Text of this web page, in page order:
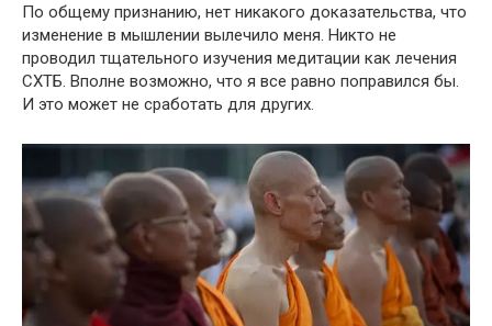
По общему признанию, нет никакого доказательства, что
изменение в мышлении вылечило меня. Никто не
проводил тщательного изучения медитации как лечения
СХТБ. Вполне возможно, что я все равно поправился бы.
И это может не сработать для других.